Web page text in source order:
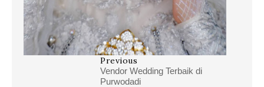
Previous
Vendor Wedding Terbaik di
Purwodadi